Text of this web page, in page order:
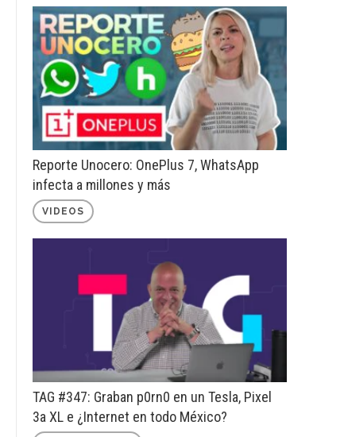
Reporte Unocero: OnePlus 7, WhatsApp
infecta a millones y más
VIDEOS
TAG #347: Graban p0rn0 en un Tesla, Pixel
3a XL e ¿Internet en todo México?